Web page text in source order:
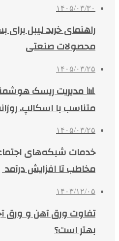
۱۴۰۵/۰۳/۳۰
راهنمای خرید لیبل
محصولات صنعتی
۱۴۰۵/۰۳/۲۵
📊 مدیریت ریسک
متناسب با اسکالپ،
۱۴۰۵/۰۳/۲۵
مخاطب تا افزایش درآمد
۱۴۰۳/۱۲/۰۵
تفاوت ورق آهن و ورق
بهتر است؟